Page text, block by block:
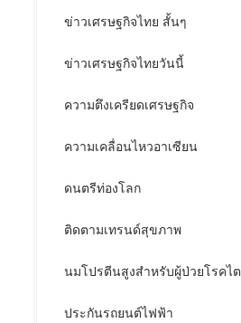
ข่าวเศรษฐกิจไทย สั้นๆ
ข่าวเศรษฐกิจไทยวันนี้
ความตึงเครียดเศรษฐกิจ
ความเคลื่อนไหวอาเซียน
ดนตรีท่องโลก
ติดตามเทรนด์สุขภาพ
นมโปรตีนสูงสำหรับผู้ป่วยโรคไต
ประกันรถยนต์ไฟฟ้า